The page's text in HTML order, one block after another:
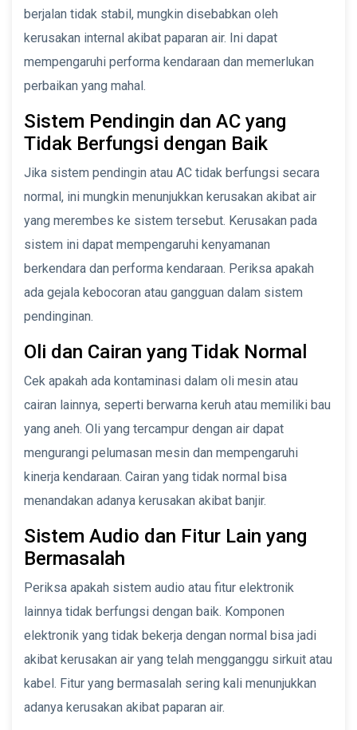
berjalan tidak stabil, mungkin disebabkan oleh
kerusakan internal akibat paparan air. Ini dapat
mempengaruhi performa kendaraan dan memerlukan
perbaikan yang mahal.
Sistem Pendingin dan AC yang
Tidak Berfungsi dengan Baik
Jika sistem pendingin atau AC tidak berfungsi secara
normal, ini mungkin menunjukkan kerusakan akibat air
yang merembes ke sistem tersebut. Kerusakan pada
sistem ini dapat mempengaruhi kenyamanan
berkendara dan performa kendaraan. Periksa apakah
ada gejala kebocoran atau gangguan dalam sistem
pendinginan.
Oli dan Cairan yang Tidak Normal
Cek apakah ada kontaminasi dalam oli mesin atau
cairan lainnya, seperti berwarna keruh atau memiliki bau
yang aneh. Oli yang tercampur dengan air dapat
mengurangi pelumasan mesin dan mempengaruhi
kinerja kendaraan. Cairan yang tidak normal bisa
menandakan adanya kerusakan akibat banjir.
Sistem Audio dan Fitur Lain yang
Bermasalah
Periksa apakah sistem audio atau fitur elektronik
lainnya tidak berfungsi dengan baik. Komponen
elektronik yang tidak bekerja dengan normal bisa jadi
akibat kerusakan air yang telah mengganggu sirkuit atau
kabel. Fitur yang bermasalah sering kali menunjukkan
adanya kerusakan akibat paparan air.